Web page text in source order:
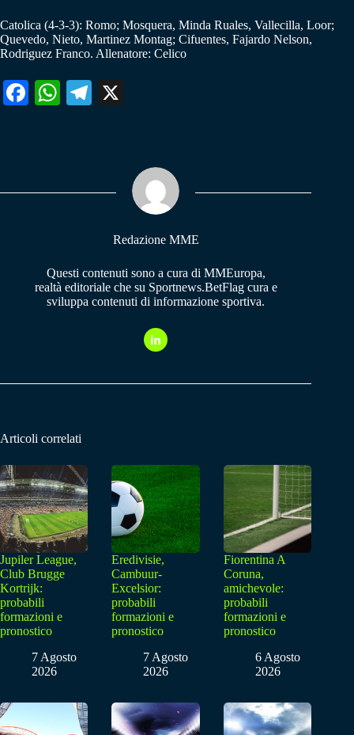
Catolica (4-3-3): Romo; Mosquera, Minda Ruales, Vallecilla, Loor;
Quevedo, Nieto, Martinez Montag; Cifuentes, Fajardo Nelson,
Rodriguez Franco. Allenatore: Celico
Fa W
pp
Te
m
Redazione MME
Questi contenuti sono a cura di MMEuropa,
realtà editoriale che su Sportnews.BetFlag cura e
sviluppa contenuti di informazione sportiva.
Articoli correlati
Jupiler League,
Club Brugge
Kortrijk:
probabili
formazioni e
pronostico
7 Agosto
2026
Eredivisie,
Cambuur-
Excelsior:
probabili
formazioni e
pronostico
7 Agosto
2026
Fiorentina A
Coruna,
amichevole:
probabili
formazioni e
pronostico
6 Agosto
2026